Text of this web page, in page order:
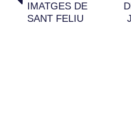
IMATGES DE
SANT FELIU